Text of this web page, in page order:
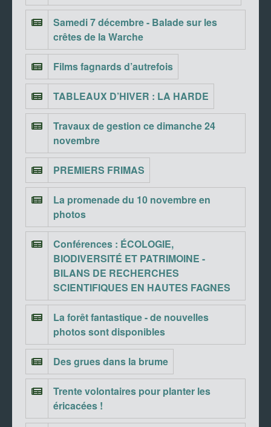
Samedi 7 décembre - Balade sur les
crêtes de la Warche
Films fagnards d’autrefois
TABLEAUX D’HIVER : LA HARDE
Travaux de gestion ce dimanche 24
novembre
PREMIERS FRIMAS
La promenade du 10 novembre en
photos
Conférences : ÉCOLOGIE,
BIODIVERSITÉ ET PATRIMOINE -
BILANS DE RECHERCHES
SCIENTIFIQUES EN HAUTES FAGNES
La forêt fantastique - de nouvelles
photos sont disponibles
Des grues dans la brume
Trente volontaires pour planter les
éricacées !